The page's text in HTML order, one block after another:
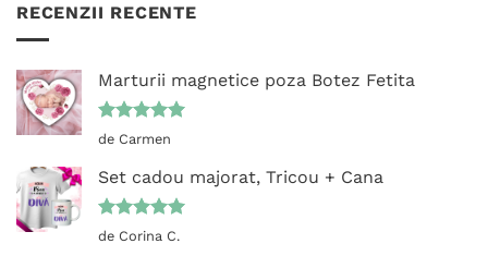
RECENZII RECENTE
Marturii magnetice poza Botez Fetita
Evaluat la
de Carmen
Set cadou majorat, Tricou + Cana
Evaluat la
de Corina C.